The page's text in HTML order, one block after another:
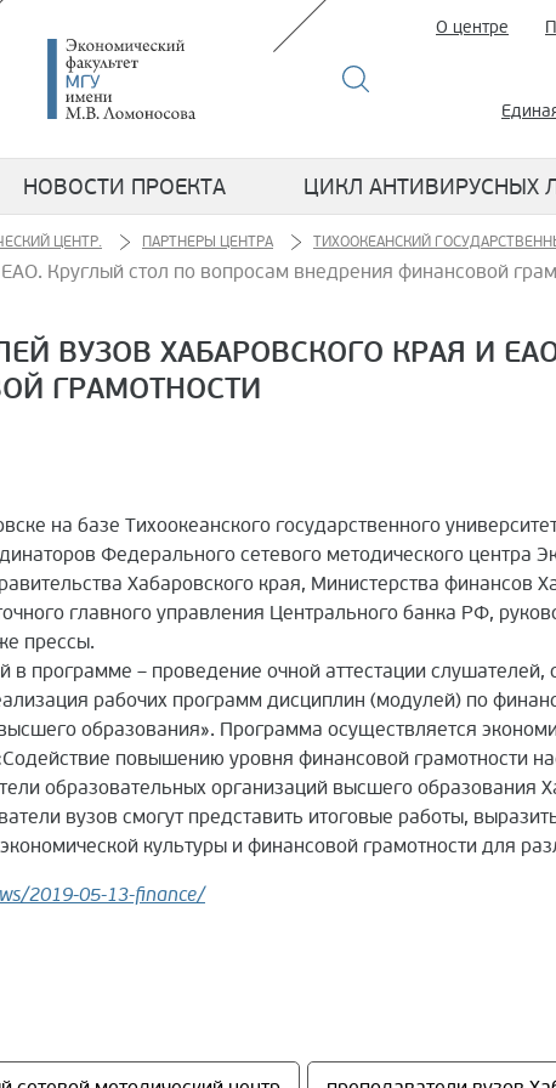
О центре
НОВОСТИ ПРОЕКТА ЦИКЛ АНТИВИРУСНЫХ
ЦЕНТР. ПАРТНЕРЫ ЦЕНТРА ТИХООКЕАНСКИЙ
Круглый стол по вопросам внедрения финансовой
ВУЗОВ ХАБАРОВСКОГО КРАЯ И
ГРАМОТНОСТИ
на базе Тихоокеанского государственного
Федерального сетевого методического центра
Хабаровского края, Министерства финансов
главного управления Центрального банка РФ,
прессы.
программе – проведение очной аттестации
рабочих программ дисциплин (модулей) по
образования». Программа осуществляется
повышению уровня финансовой грамотности
образовательных организаций высшего образования
вузов смогут представить итоговые работы,
культуры и финансовой грамотности для
2019-05-13-finance/